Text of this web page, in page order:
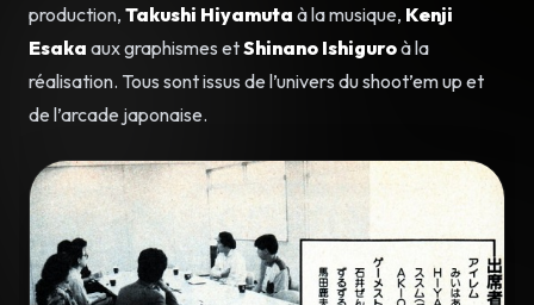
production, Takushi Hiyamuta à la musique, Kenji
Esaka aux graphismes etShinano Ishiguroà la
réalisation. Tous sont issus de l’univers du shoot’em up et
de l’arcade japonaise.